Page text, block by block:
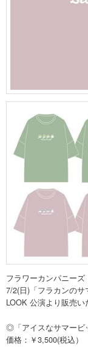
フラワーカンパニー
7/2(日)「フラカンの
LOOK 公演より販売い
◎「アイスなサマービ
価格：￥3,500(税込）